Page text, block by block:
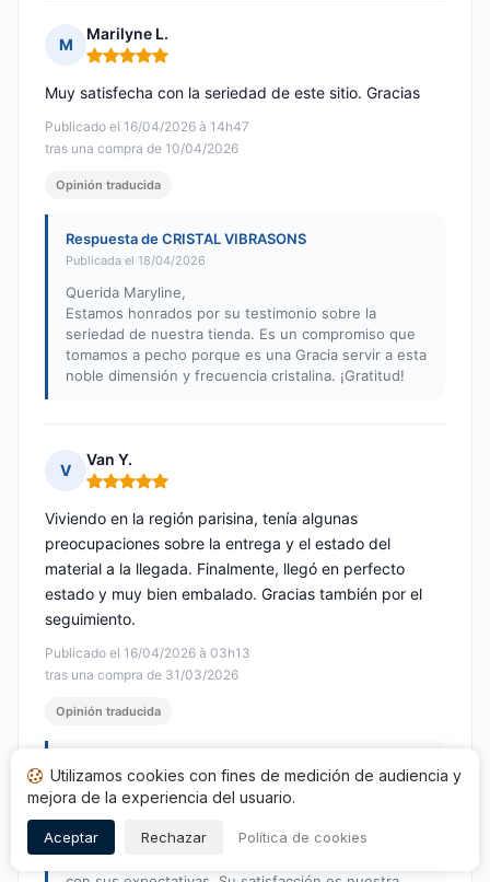
M
Marilyne L.
Nota: 5 de 5
Publicado el 16/04/2026 à 14h47
tras una compra de 10/04/2026
Muy satisfecha con la seriedad de este sitio. Gracias
Opinión traducida
Respuesta de CRISTAL VIBRASONS
Publicada el 18/04/2026
Querida Maryline,
Estamos honrados por su testimonio sobre la
seriedad de nuestra tienda. Es un compromiso que
tomamos a pecho porque es una Gracia servir a esta
noble dimensión y frecuencia cristalina. ¡Gratitud!
V
Van Y.
Nota: 5 de 5
Publicado el 16/04/2026 à 03h13
tras una compra de 31/03/2026
Viviendo en la región parisina, tenía algunas
preocupaciones sobre la entrega y el estado del
material a la llegada. Finalmente, llegó en perfecto
estado y muy bien embalado. Gracias también por el
seguimiento.
Opinión traducida
Le agradecemos sinceramente por su elogiosa
opinión, Van. Nos alegra saber que la entrega se
realizó sin inconvenientes y que el material cumplió
Utilizamos cookies con fines de medición de audiencia y
mejora de la experiencia del usuario.
Aceptar Rechazar Política de cookies